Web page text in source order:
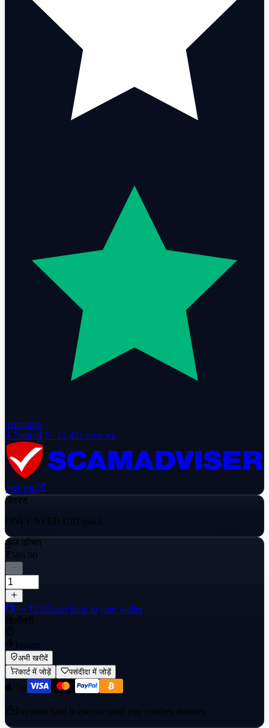
Trustpilot
4.7 out of 5 · 12,431 reviews
100/100
विवरण
ONLY NEED UID quick
कुल कीमत
₹586.90
+≈ ₹23.5cash back to your wallet
डिलीवरी
Instant
अभी खरीदें
कार्ट में जोड़ें
पसंदीदा में जोड़ें
Payment held in escrow until you confirm delivery